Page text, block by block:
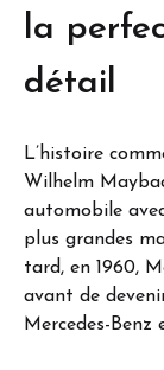
la
détail
L’histoire
Wilhelm
automobile
plus grandes
tard, en 1960,
avant de
Mercedes-Benz